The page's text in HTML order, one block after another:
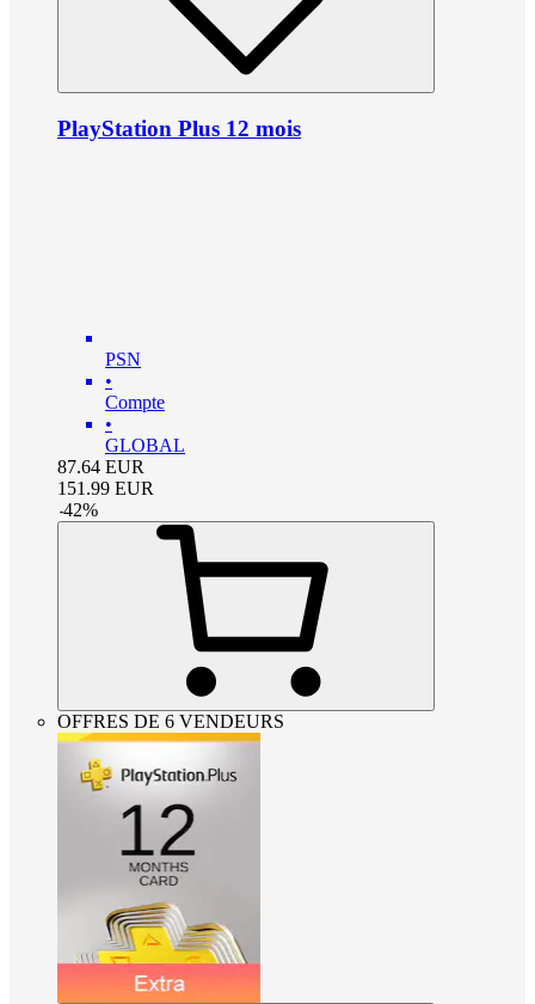
PlayStation Plus 12 mois
PSN
•
Compte
•
GLOBAL
87.64 EUR
151.99 EUR
-42%
OFFRES DE 6 VENDEURS